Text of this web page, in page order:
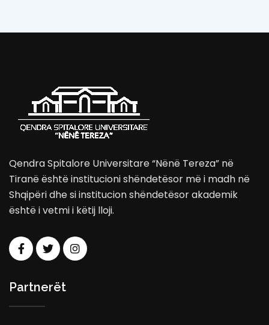
Qendra Spitalore Universitare “Nënë Tereza” në
Tiranë është institucioni shëndetësor më i madh në
Shqipëri dhe si institucion shëndetësor akademik
është i vetmi i këtij lloji.
Partnerët